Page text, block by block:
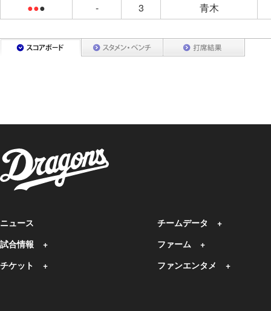
●●● - 3 青木
ニュース
試合情報
チケット
チームデータ
ファーム
ファンエンタメ